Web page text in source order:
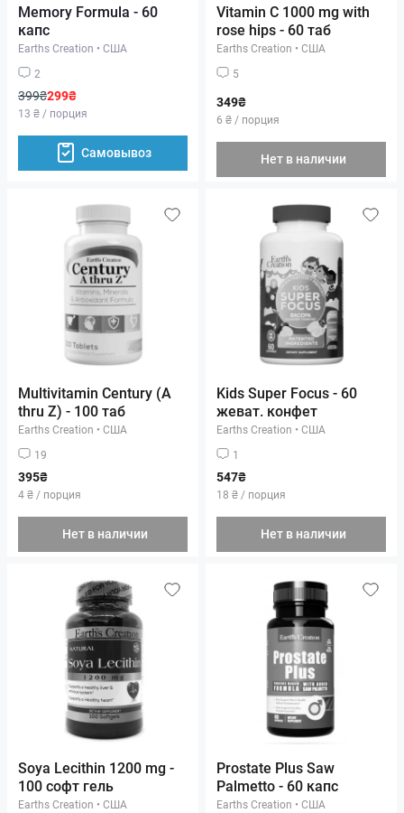
Memory Formula - 60
капс
Earths Creation • США
2
399₴299₴
13 ₴ / порция
Самовывоз
Vitamin C 1000 mg with
rose hips - 60 таб
Earths Creation • США
5
349₴
6 ₴ / порция
Нет в наличии
Multivitamin Century (A
thru Z) - 100 таб
Earths Creation • США
19
395₴
4 ₴ / порция
Нет в наличии
Kids Super Focus - 60
жеват. конфет
Earths Creation • США
1
547₴
18 ₴ / порция
Нет в наличии
Soya Lecithin 1200 mg -
100 софт гель
Earths Creation • США
Prostate Plus Saw
Palmetto - 60 капс
Earths Creation • США